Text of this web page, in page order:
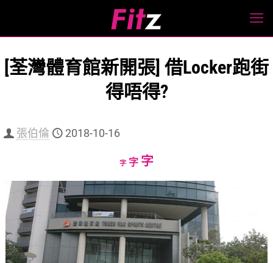
[荃灣體育館新開張] 借Locker跑街
得唔得?
張伯倫 2018-10-16
字Decrease
字Reset
size.
字Increase
size.